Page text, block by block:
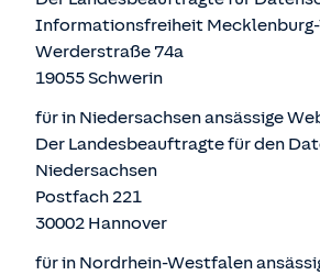
Informationsfreiheit
Werderstraße 74a
19055 Schwerin
für in Niedersachsen ansässige
Der Landesbeauftragte für den
Niedersachsen
Postfach 221
30002 Hannover
für in Nordrhein-Westfalen